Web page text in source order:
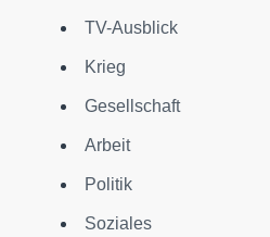
TV-Ausblick
Krieg
Gesellschaft
Arbeit
Politik
Soziales